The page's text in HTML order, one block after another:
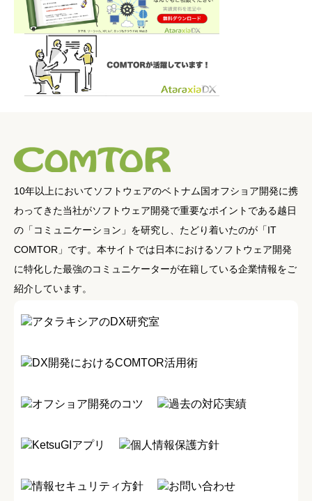
10年以上においてソフトウェアのベトナム国オフショア開発に携
わってきた当社がソフトウェア開発で重要なポイントである越日
の「コミュニケーション」を研究し、たどり着いたのが「IT
COMTOR」です。本サイトでは日本におけるソフトウェア開発
に特化した最強のコミュニケーターが在籍している企業情報をご
紹介しています。
アタラキシアのDX研究室
DX開発におけるCOMTOR活用術
オフショア開発のコツ 過去の対応実績
KetsuGIアプリ 個人情報保護方針
情報セキュリティ方針 お問い合わせ